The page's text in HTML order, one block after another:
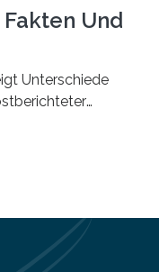
Und
Unterschiede
Krankheit, die
Bis das Virus
in Deutschland